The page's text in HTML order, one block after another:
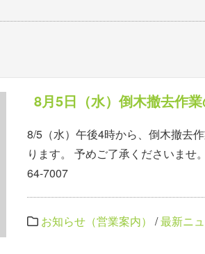
8月5日（水）倒木撤去作
8/5（水）午後4時から、倒木撤去
ります。 予めご了承くださいま
64-7007
お知らせ（営業案内） /最新ニ